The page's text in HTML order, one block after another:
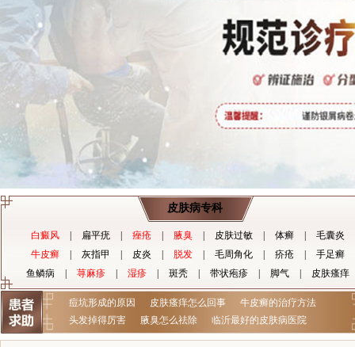
皮肤病专科
白癜风 扁平疣 痤疮 腋臭 皮肤过敏 体癣
毛囊炎
牛皮癣
灰指甲 皮炎 脱发 毛周角化 疥疮
手足癣
鱼鳞病
荨麻疹 湿疹 斑秃 带状疱疹 脚气 皮肤瘙痒
痘坑形成的原因 皮肤瘙痒怎么回事
牛皮癣的治疗方法
头发掉得厉害
腋臭怎么祛除 临沂最好的皮肤病医院